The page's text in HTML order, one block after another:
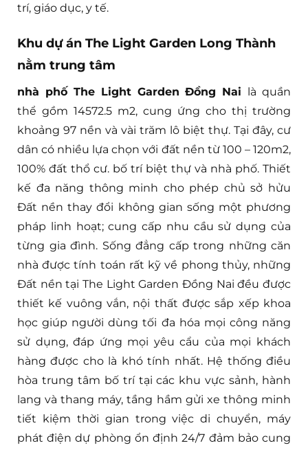
trí, giáo dục, y tế.
Khu dự án The Light Garden Long Thành
nằm trung tâm
nhà phố The Light Garden Đồng Nai là quần
thể gồm 14572.5 m2, cung ứng cho thị trường
khoảng 97 nền và vài trăm lô biệt thự. Tại đây, cư
dân có nhiều lựa chọn với đất nền từ 100 – 120m2,
100% đất thổ cư. bố trí biệt thự và nhà phố. Thiết
kế đa năng thông minh cho phép chủ sở hửu
Đất nền thay đổi không gian sống một phương
pháp linh hoạt; cung cấp nhu cầu sử dụng của
từng gia đình. Sống đẳng cấp trong những căn
nhà được tính toán rất kỹ về phong thủy, những
Đất nền tại The Light Garden Đồng Nai đều được
thiết kế vuông vắn, nội thất được sắp xếp khoa
học giúp người dùng tối đa hóa mọi công năng
sử dụng, đáp ứng mọi yêu cẩu của mọi khách
hàng được cho là khó tính nhất. Hệ thống điều
hòa trung tâm bố trí tại các khu vực sảnh, hành
lang và thang máy, tầng hầm gửi xe thông minh
tiết kiệm thời gian trong việc di chuyển, máy
phát điện dự phòng ổn định 24/7 đảm bảo cung